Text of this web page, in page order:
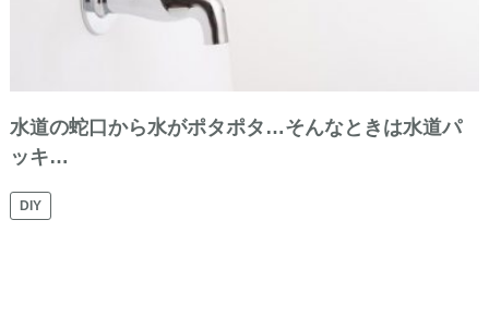
水道の蛇口から水がポタポタ…そんなときは水道パ
ッキ…
DIY